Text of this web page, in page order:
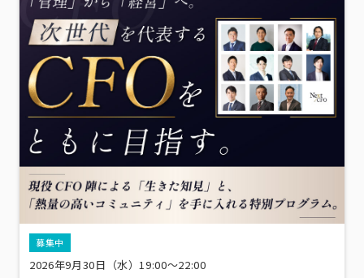
募集中
2026年9月30日（水）19:00～22:00